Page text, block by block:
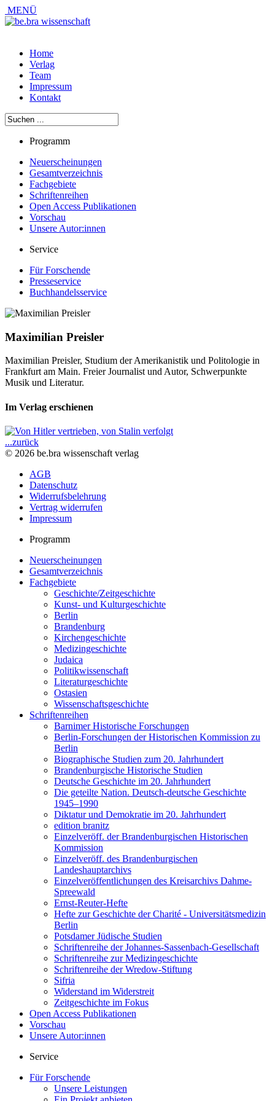
MENÜ
Home
Verlag
Team
Impressum
Kontakt
Programm
Neuerscheinungen
Gesamtverzeichnis
Fachgebiete
Schriftenreihen
Open Access Publikationen
Vorschau
Unsere Autor:innen
Service
Für Forschende
Presseservice
Buchhandelsservice
Maximilian Preisler
Maximilian Preisler, Studium der Amerikanistik und Politologie in
Frankfurt am Main. Freier Journalist und Autor, Schwerpunkte
Musik und Literatur.
Im Verlag erschienen
...zurück
© 2026 be.bra wissenschaft verlag
AGB
Datenschutz
Widerrufsbelehrung
Vertrag widerrufen
Impressum
Programm
Neuerscheinungen
Gesamtverzeichnis
Fachgebiete
Geschichte/Zeitgeschichte
Kunst- und Kulturgeschichte
Berlin
Brandenburg
Kirchengeschichte
Medizingeschichte
Judaica
Politikwissenschaft
Literaturgeschichte
Ostasien
Wissenschaftsgeschichte
Schriftenreihen
Barnimer Historische Forschungen
Berlin-Forschungen der Historischen Kommission zu
Berlin
Biographische Studien zum 20. Jahrhundert
Brandenburgische Historische Studien
Deutsche Geschichte im 20. Jahrhundert
Die geteilte Nation. Deutsch-deutsche Geschichte
1945–1990
Diktatur und Demokratie im 20. Jahrhundert
edition branitz
Einzelveröff. der Brandenburgischen Historischen
Kommission
Einzelveröff. des Brandenburgischen
Landeshauptarchivs
Einzelveröffentlichungen des Kreisarchivs Dahme-
Spreewald
Ernst-Reuter-Hefte
Hefte zur Geschichte der Charité - Universitätsmedizin
Berlin
Potsdamer Jüdische Studien
Schriftenreihe der Johannes-Sassenbach-Gesellschaft
Schriftenreihe zur Medizingeschichte
Schriftenreihe der Wredow-Stiftung
Sifria
Widerstand im Widerstreit
Zeitgeschichte im Fokus
Open Access Publikationen
Vorschau
Unsere Autor:innen
Service
Für Forschende
Unsere Leistungen